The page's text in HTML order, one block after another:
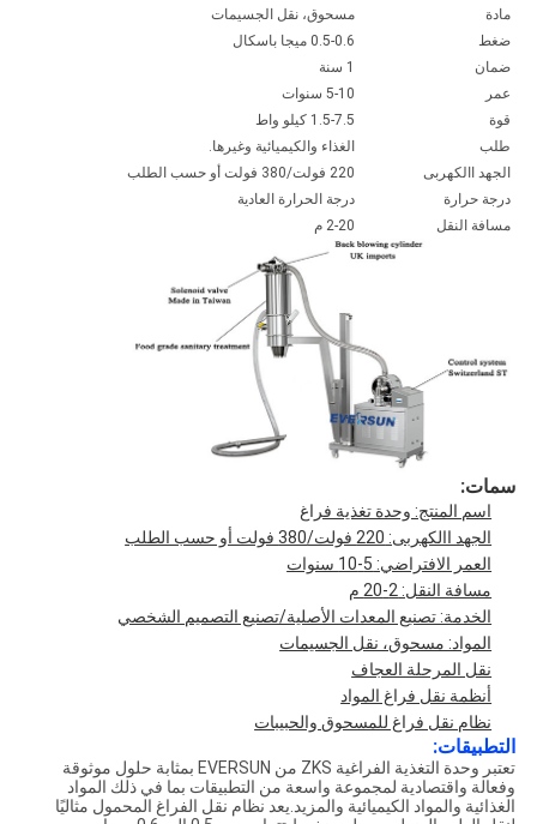
مادة
مسحوق، نقل الجسيمات
ضغط
0.5-0.6 ميجا باسكال
ضمان
1 سنة
عمر
5-10 سنوات
قوة
1.5-7.5 كيلو واط
طلب
الغذاء والكيميائية وغيرها.
الجهد االكهربى
220 فولت/380 فولت أو حسب الطلب
درجة حرارة
درجة الحرارة العادية
مسافة النقل
2-20 م
سمات:
اسم المنتج: وحدة تغذية فراغ
الجهد االكهربى: 220 فولت/380 فولت أو حسب الطلب
العمر الافتراضي: 5-10 سنوات
مسافة النقل: 2-20 م
الخدمة: تصنيع المعدات الأصلية/تصنيع التصميم الشخصي
المواد: مسحوق، نقل الجسيمات
نقل المرحلة العجاف
أنظمة نقل فراغ المواد
نظام نقل فراغ للمسحوق والحبيبات
التطبيقات:
تعتبر وحدة التغذية الفراغية ZKS من EVERSUN بمثابة حلول موثوقة
وفعالة واقتصادية لمجموعة واسعة من التطبيقات بما في ذلك المواد
الغذائية والمواد الكيميائية والمزيد.يعد نظام نقل الفراغ المحمول مثاليًا